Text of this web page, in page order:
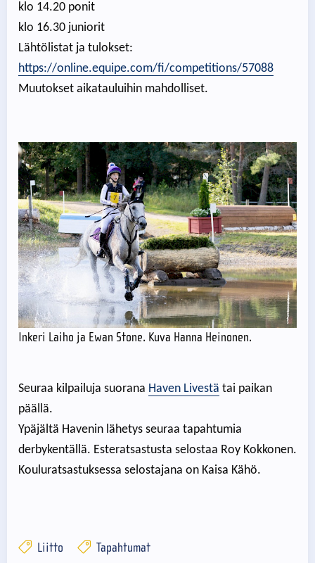
klo 14.20 ponit
klo 16.30 juniorit
Lähtölistat ja tulokset:
https://online.equipe.com/fi/competitions/57088
Muutokset aikatauluihin mahdolliset.
Inkeri Laiho ja Ewan Stone. Kuva Hanna Heinonen.
Seuraa kilpailuja suorana Haven Livestä tai paikan
päällä.
Ypäjältä Havenin lähetys seuraa tapahtumia
derbykentällä. Esteratsastusta selostaa Roy Kokkonen.
Kouluratsastuksessa selostajana on Kaisa Kähö.
Liitto Tapahtumat